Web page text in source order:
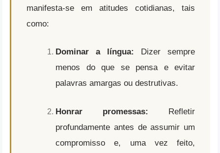
manifesta-se em atitudes cotidianas, tais
como:
Dominar a língua:
Dizer sempre
menos do que se pensa e evitar
palavras amargas ou destrutivas.
Honrar promessas:
Refletir
profundamente antes de assumir um
compromisso e, uma vez feito,